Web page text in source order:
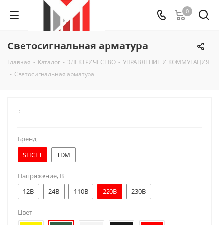
0
Светосигнальная арматура
Главная - Каталог - ЭЛЕКТРИЧЕСТВО - УПРАВЛЕНИЕ И КОММУТАЦИЯ
- Светосигнальная арматура
:
Бренд
SHCET
TDM
Напряжение, В
12В
24В 110В 220В 230В
Цвет